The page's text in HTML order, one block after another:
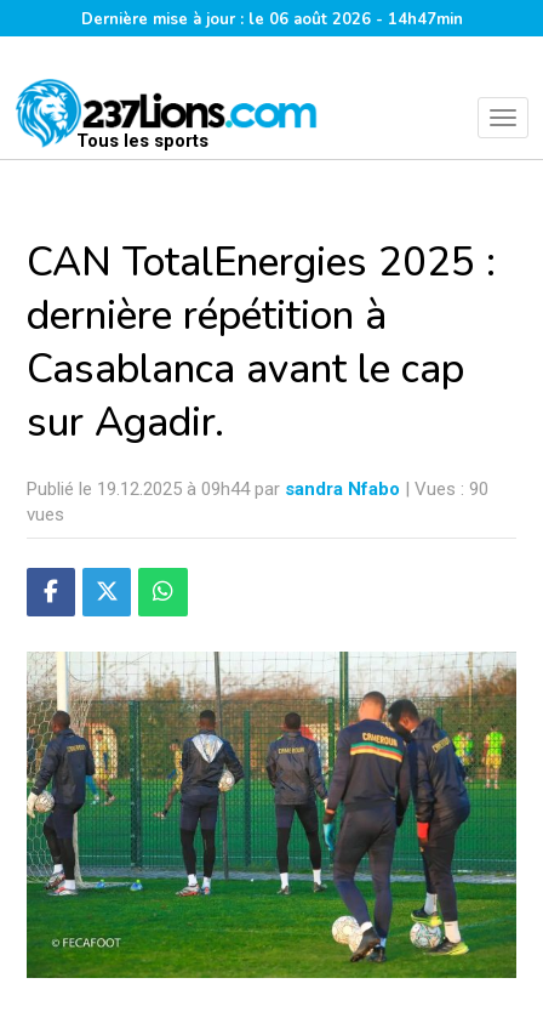
Dernière mise à jour : le 06 août 2026 - 14h47min
Tous les sports
CAN TotalEnergies 2025 :
dernière répétition à
Casablanca avant le cap
sur Agadir.
Publié le 19.12.2025 à 09h44 par sandra Nfabo | Vues : 90
vues